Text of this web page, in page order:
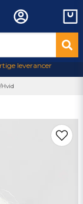
leverancer